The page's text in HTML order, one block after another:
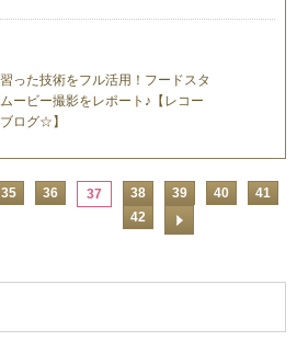
った技術をフル活用！フードスタ
ービー撮影をレポート♪【レコー
ログ☆】
35 36 37 38 39 40
41
42